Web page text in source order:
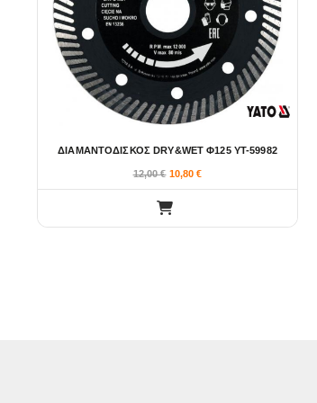
ΔΙΑΜΑΝΤΟΔΙΣΚΟΣ DRY&WET Φ125 YT-59982
12,00€ 10,80€